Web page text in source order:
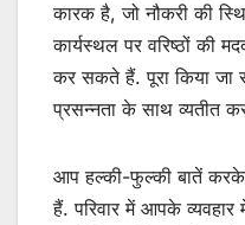
कारक है, जो नौकरी की
कार्यस्थल पर वरिष्ठों की
कर सकते हैं. पूरा किया
प्रसन्नता के साथ व्यतीत
आप हल्की-फुल्की बातें
हैं. परिवार में आपके